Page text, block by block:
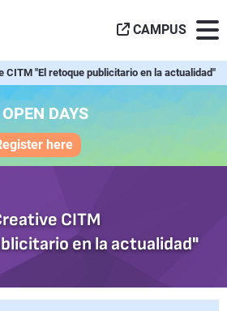
CAMPUS
"El retoque publicitario en la actualidad"
OPEN DAYS
here
CITM
en la actualidad"